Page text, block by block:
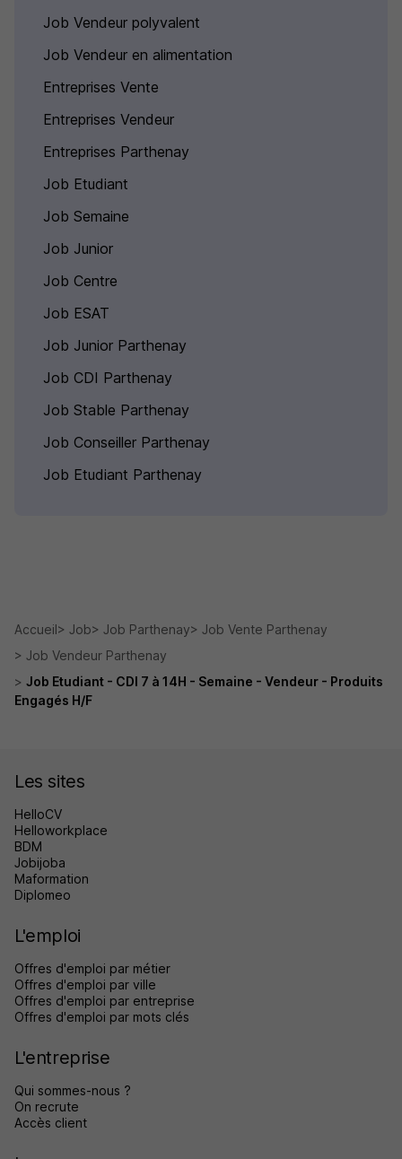
Job Vendeur polyvalent
Job Vendeur en alimentation
Entreprises Vente
Entreprises Vendeur
Entreprises Parthenay
Job Etudiant
Job Semaine
Job Junior
Job Centre
Job ESAT
Job Junior Parthenay
Job CDI Parthenay
Job Stable Parthenay
Job Conseiller Parthenay
Job Etudiant Parthenay
Accueil Job Job Parthenay
Job Vente Parthenay
Job Vendeur Parthenay
Job Etudiant - CDI 7 à 14H - Semaine - Vendeur - Produits
Engagés H/F
Les sites
HelloCV
Helloworkplace
BDM
Jobijoba
Maformation
Diplomeo
L'emploi
Offres d'emploi par métier
Offres d'emploi par ville
Offres d'emploi par entreprise
Offres d'emploi par mots clés
L'entreprise
Qui sommes-nous ?
On recrute
Accès client